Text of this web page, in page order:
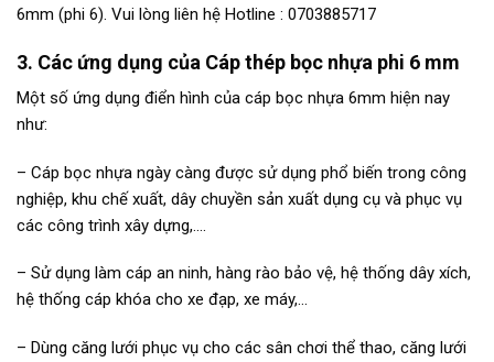
6mm (phi 6). Vui lòng liên hệ Hotline : 0703885717
3. Các ứng dụng của Cáp thép bọc nhựa phi 6 mm
Một số ứng dụng điển hình của cáp bọc nhựa 6mm hiện nay
như:
– Cáp bọc nhựa ngày càng được sử dụng phổ biến trong công
nghiệp, khu chế xuất, dây chuyền sản xuất dụng cụ và phục vụ
các công trình xây dựng,….
– Sử dụng làm cáp an ninh, hàng rào bảo vệ, hệ thống dây xích,
hệ thống cáp khóa cho xe đạp, xe máy,…
– Dùng căng lưới phục vụ cho các sân chơi thể thao, căng lưới